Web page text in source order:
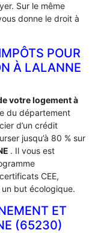
Sur le même
donne le droit à
POUR
À ‎LALANNE
votre logement à
du département
d’un crédit
jusqu’à 80 % sur
. Il vous est
CEE,
but écologique.
ET
(65230)